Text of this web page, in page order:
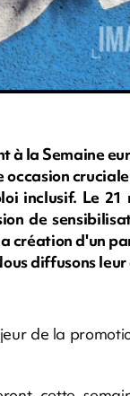
à la Semaine
occasion
inclusif. Le 21
de
création d'un
diffusons
de la